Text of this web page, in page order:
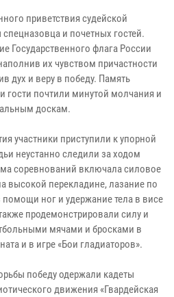
приветствия судейской
и почетных гостей.
Государственного флага России
их чувством причастности
дух и веру в победу. Память
гости почтили минутой молчания и
доскам.
участники приступили к упорной
неустанно следили за ходом
соревнований включала силовое
высокой перекладине, лазание по
помощи ног и удержание тела в висе
продемонстрировали силу и
мячами и бросками в
и в игре «Бои гладиаторов».
победу одержали кадеты
движения «Гвардейская